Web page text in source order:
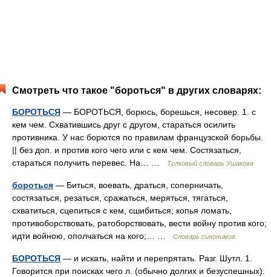
Смотреть что такое "бороться" в других словарях:
БОРОТЬСЯ — БОРОТЬСЯ, борюсь, борешься, несовер. 1. с
кем чем. Схватившись друг с другом, стараться осилить
противника. У нас борются по правилам французской борьбы.
|| без доп. и против кого чего или с кем чем. Состязаться,
стараться получить перевес. На… …
Толковый словарь Ушакова
бороться — Биться, воевать, драться, соперничать,
состязаться, резаться, сражаться, меряться, тягаться,
схватиться, сцепиться с кем, сшибиться; копья ломать,
противоборствовать, ратоборствовать, вести войну против кого;
идти войною, ополчаться на кого;… …
Словарь синонимов
БОРОТЬСЯ — и искать, найти и перепрятать. Разг. Шутл. 1.
Говорится при поисках чего л. (обычно долгих и безуспешных).